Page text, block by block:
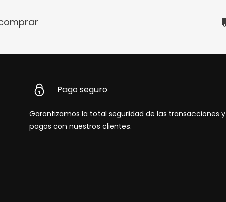
Pago seguro
Garantizamos la total seguridad de las transacciones y
pagos con nuestros clientes.